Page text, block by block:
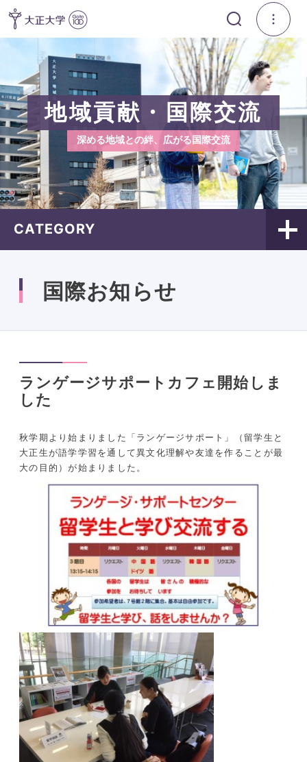
地域貢献・国際交流
深める地域との絆、広がる国際交流
CATEGORY
国際お知らせ
ランゲージサポートカフェ開始しま
した
秋学期より始まりました「ランゲージサポート」（留学生と
大正生が語学学習を通して異文化理解や友達を作ることが最
大の目的）が始まりました。